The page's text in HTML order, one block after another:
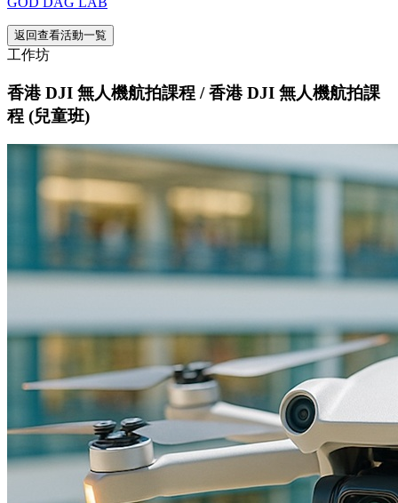
返回查看活動一覧
工作坊
香港 DJI 無人機航拍課程 / 香港 DJI 無人機航拍課
程 (兒童班)